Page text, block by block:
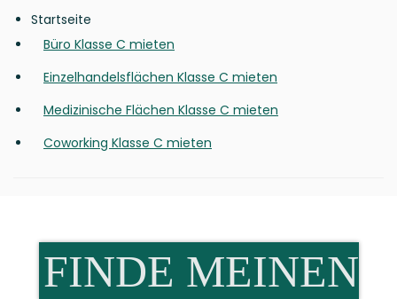
Startseite
Büro Klasse C mieten
Einzelhandelsflächen Klasse C mieten
Medizinische Flächen Klasse C mieten
Coworking Klasse C mieten
FINDE MEINEN